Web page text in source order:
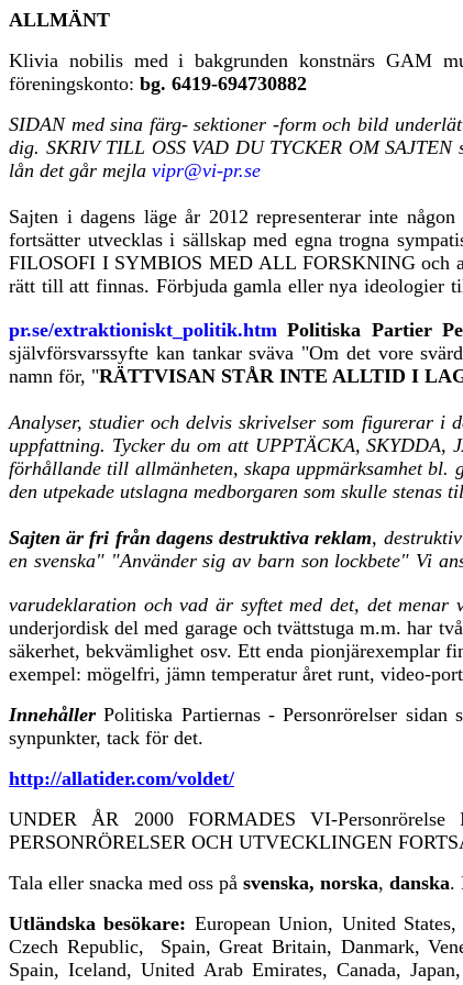
ALLMÄNT
Klivia nobilis med i bakgrunden konstnärs GAM
föreningskonto: bg. 6419-694730882
SIDAN med sina färg- sektioner -form och bild
dig. SKRIV TILL OSS VAD DU TYCKER OM
lån det går mejla vipr@vi-pr.se
Sajten i dagens läge år 2012 representerar inte
fortsätter utvecklas i sällskap med egna trogna
FILOSOFI I SYMBIOS MED ALL FORSKNING och
rätt till att finnas. Förbjuda gamla eller nya ideologier
pr.se/extraktioniskt_politik.htm Politiska Partier
självförsvarssyfte kan tankar sväva "Om det vore
namn för, "RÄTTVISAN STÅR INTE ALLTID I
Analyser, studier och delvis skrivelser som figurerar i
uppfattning. Tycker du om att UPPTÄCKA,
förhållande till allmänheten, skapa uppmärksamhet
den utpekade utslagna medborgaren som skulle
Sajten är fri från dagens destruktiva reklam,
en svenska" "Använder sig av barn son lockbete" Vi
varudeklaration och vad är syftet med det, det
underjordisk del med garage och tvättstuga m.m. har
säkerhet, bekvämlighet osv. Ett enda pionjärexemplar
exempel: mögelfri, jämn temperatur året runt, video-
InnehållerPolitiska Partiernas - Personrörelser
synpunkter, tack för det.
http://allatider.com/voldet/
UNDER ÅR 2000 FORMADES VI-
PERSONRÖRELSER OCH UTVECKLINGEN
Tala eller snacka med oss på svenska, norska, danska.
Utländska besökare: European Union, United
Czech Republic, Spain, Great Britain, Danmark,
Spain, Iceland, United Arab Emirates, Canada,